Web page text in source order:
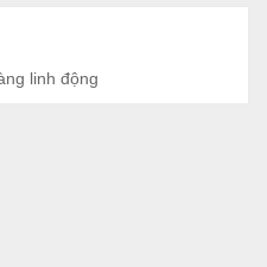
linh động